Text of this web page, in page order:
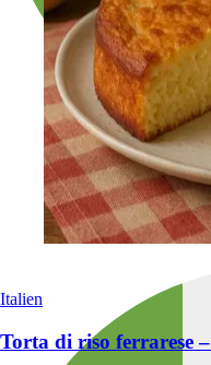
Italien
Torta di riso ferrarese